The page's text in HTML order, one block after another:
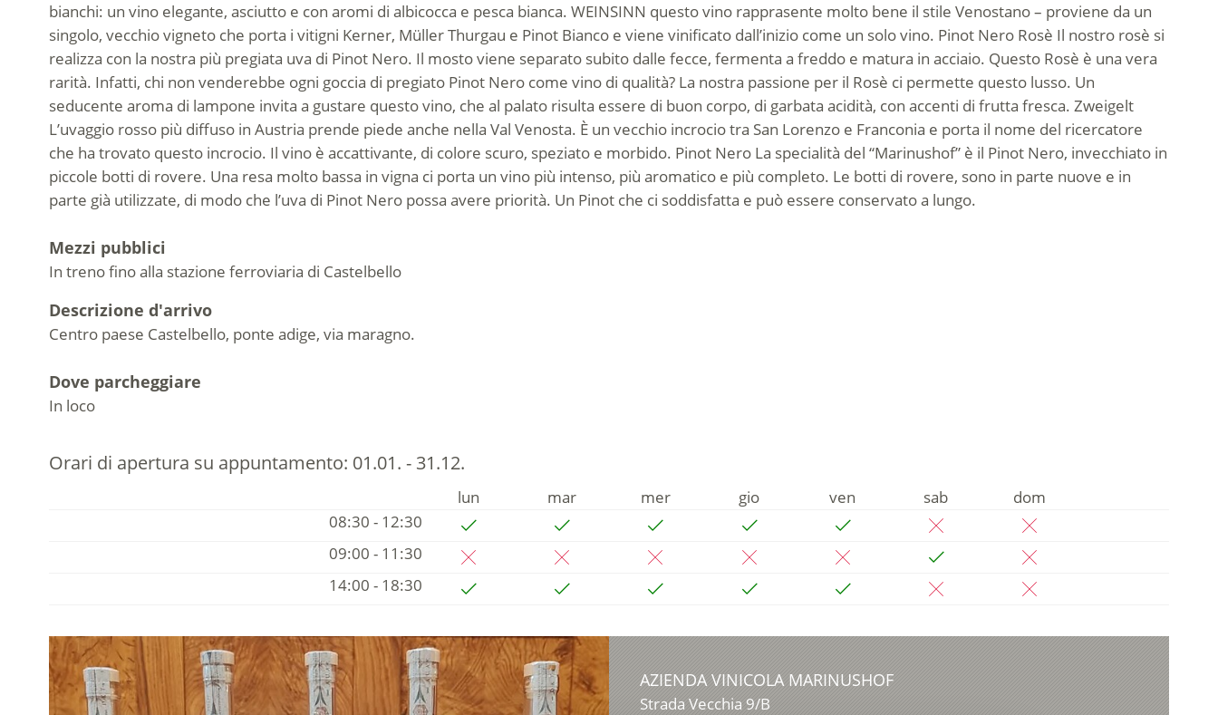
bianchi: un vino elegante, asciutto e con aromi di albicocca e pesca bianca. WEINSINN questo vino rapprasente molto bene il stile Venostano – proviene da un
singolo, vecchio vigneto che porta i vitigni Kerner, Müller Thurgau e Pinot Bianco e viene vinificato dall’inizio come un solo vino. Pinot Nero Rosè Il nostro rosè si
realizza con la nostra più pregiata uva di Pinot Nero. Il mosto viene separato subito dalle fecce, fermenta a freddo e matura in acciaio. Questo Rosè è una vera
rarità. Infatti, chi non venderebbe ogni goccia di pregiato Pinot Nero come vino di qualità? La nostra passione per il Rosè ci permette questo lusso. Un
seducente aroma di lampone invita a gustare questo vino, che al palato risulta essere di buon corpo, di garbata acidità, con accenti di frutta fresca. Zweigelt
L’uvaggio rosso più diffuso in Austria prende piede anche nella Val Venosta. È un vecchio incrocio tra San Lorenzo e Franconia e porta il nome del ricercatore
che ha trovato questo incrocio. Il vino è accattivante, di colore scuro, speziato e morbido. Pinot NeroLa specialità del “Marinushof” è il Pinot Nero, invecchiato in
piccole botti di rovere. Una resa molto bassa in vigna ci porta un vino più intenso, più aromatico e più completo. Le botti di rovere, sono in parte nuove e in
parte già utilizzate, di modo che l’uva di Pinot Nero possa avere priorità. Un Pinot che ci soddisfatta e può essere conservato a lungo.
Mezzi pubblici
In treno fino alla stazione ferroviaria di Castelbello
Descrizione d'arrivo
Centro paese Castelbello, ponte adige, via maragno.
Dove parcheggiare
In loco
Orari di apertura su appuntamento: 01.01. - 31.12.
lun mar mer gio ven sab
dom
08:30 - 12:30
09:00 - 11:30
14:00 - 18:30
AZIENDA VINICOLA MARINUSHOF
Strada Vecchia 9/B